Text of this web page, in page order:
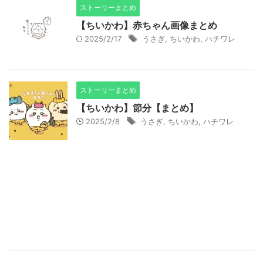
ストーリーまとめ
【ちいかわ】赤ちゃん画像まとめ
2025/2/17 うさぎ ちいかわ ハチワレ
ストーリーまとめ
【ちいかわ】節分【まとめ】
2025/2/8 うさぎ ちいかわ ハチワレ